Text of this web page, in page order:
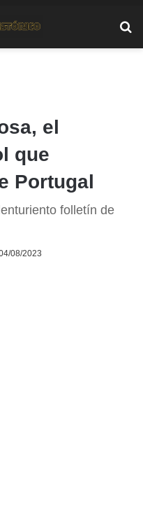
el
que
Portugal
folletín de
08/2023